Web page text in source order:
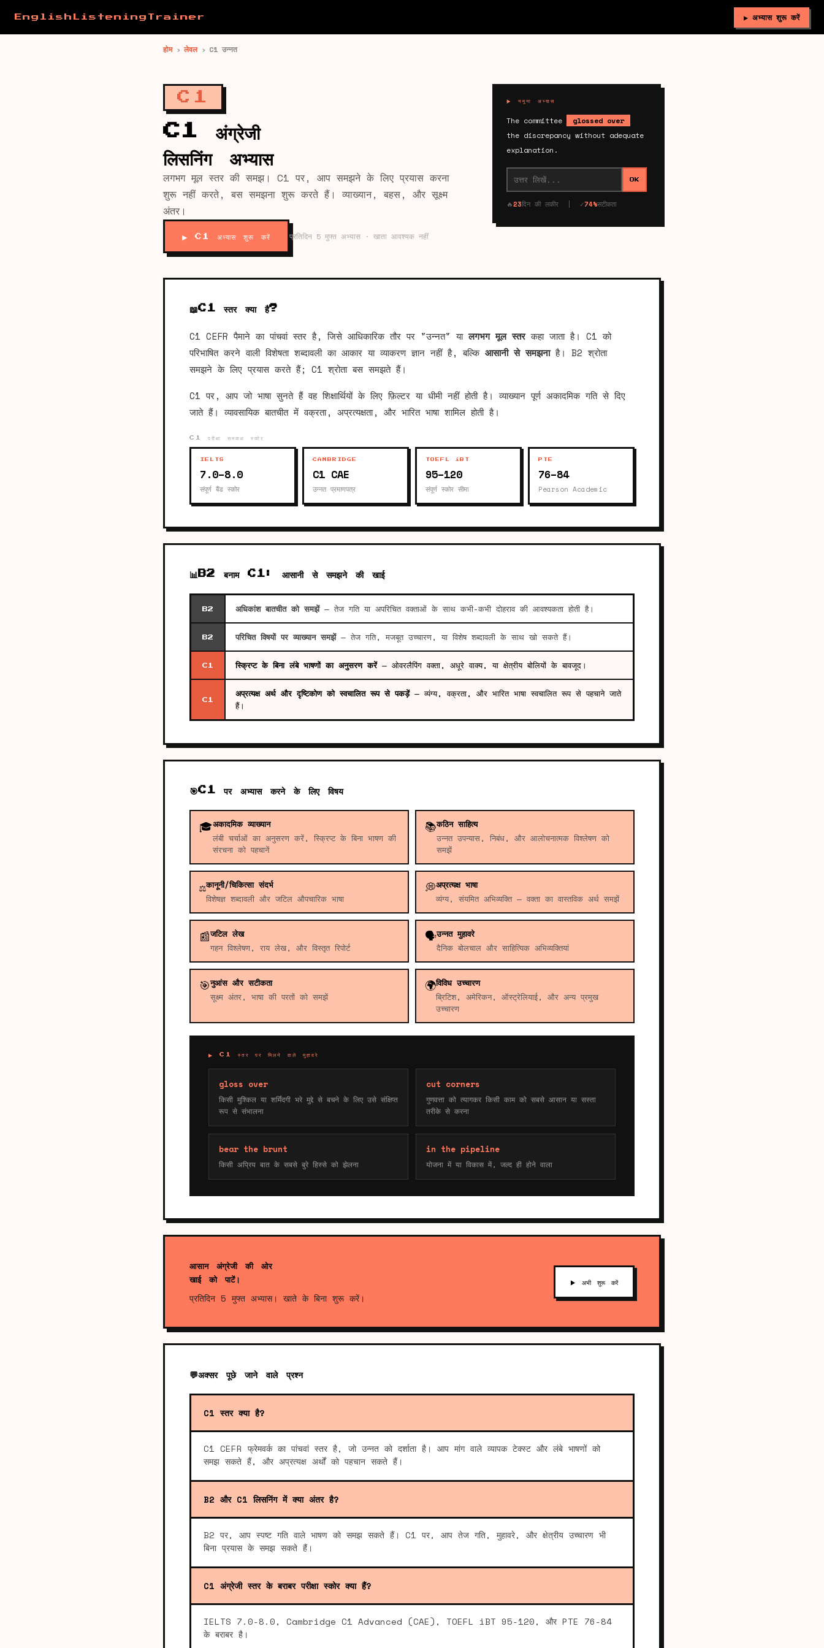
EnglishListeningTrainer ▶ अभ्यास शुरू करें
होम › लेवल › C1 उन्नत
C1
C1 अंग्रेजी
लिसनिंग अभ्यास
लगभग मूल स्तर की समझ। C1 पर, आप समझने के लिए प्रयास करना
शुरू नहीं करते, बस समझना शुरू करते हैं। व्याख्यान, बहस, और सूक्ष्म
अंतर।
▶ C1 अभ्यास शुरू करें प्रतिदिन 5 मुफ्त अभ्यास · खाता आवश्यक नहीं
▶ नमूना अभ्यास
The committee
glossed over
the discrepancy without adequate
explanation.
OK
🔥23दिन की लकीर | ✓74%सटीकता
📖C1 स्तर क्या है?
C1 CEFR पैमाने का पांचवां स्तर है, जिसे आधिकारिक तौर पर "उन्नत" यालगभग मूल स्तरकहा जाता है। C1 को
परिभाषित करने वाली विशेषता शब्दावली का आकार या व्याकरण ज्ञान नहीं है, बल्कि आसानी से समझनाहै। B2 श्रोता
समझने के लिए प्रयास करते हैं; C1 श्रोता बस समझते हैं।
C1 पर, आप जो भाषा सुनते हैं वह शिक्षार्थियों के लिए फ़िल्टर या धीमी नहीं होती है। व्याख्यान पूर्ण अकादमिक गति से दिए
जाते हैं। व्यावसायिक बातचीत में वक्रता, अप्रत्यक्षता, और भारित भाषा शामिल होती है।
C1 परीक्षा समकक्ष स्कोर
IELTS
7.0–8.0
संपूर्ण बैंड स्कोर
CAMBRIDGE
C1 CAE
उन्नत प्रमाणपत्र
TOEFL iBT
95–120
संपूर्ण स्कोर सीमा
PTE
76–84
Pearson Academic
📊 B2 बनाम C1: आसानी से समझने की खाई
B2 अधिकांश बातचीत को समझें— तेज गति या अपरिचित वक्ताओं के साथ कभी-कभी दोहराव की आवश्यकता होती है।
B2 परिचित विषयों पर व्याख्यान समझें— तेज गति, मजबूत उच्चारण, या विशेष शब्दावली के साथ खो सकते हैं।
C1 स्क्रिप्ट के बिना लंबे भाषणों का अनुसरण करें— ओवरलैपिंग वक्ता, अधूरे वाक्य, या क्षेत्रीय बोलियों के बावजूद।
C1 अप्रत्यक्ष अर्थ और दृष्टिकोण को स्वचालित रूप से पकड़ें— व्यंग्य, वक्रता, और भारित भाषा स्वचालित रूप से पहचाने जाते
हैं।
🎯C1 पर अभ्यास करने के लिए विषय
🎓अकादमिक व्याख्यान
लंबी चर्चाओं का अनुसरण करें, स्क्रिप्ट के बिना भाषण की
संरचना को पहचानें
📚कठिन साहित्य
उन्नत उपन्यास, निबंध, और आलोचनात्मक विश्लेषण को
समझें
⚖️कानूनी/चिकित्सा संदर्भ
विशेषज्ञ शब्दावली और जटिल औपचारिक भाषा
💭अप्रत्यक्ष भाषा
व्यंग्य, संयमित अभिव्यक्ति — वक्ता का वास्तविक अर्थ समझें
📰जटिल लेख
गहन विश्लेषण, राय लेख, और विस्तृत रिपोर्ट
🗣️उन्नत मुहावरे
दैनिक बोलचाल और साहित्यिक अभिव्यक्तियां
🎯नुआंस और सटीकता
सूक्ष्म अंतर, भाषा की परतों को समझें
🌍विविध उच्चारण
ब्रिटिश, अमेरिकन, ऑस्ट्रेलियाई, और अन्य प्रमुख
उच्चारण
▶ C1 स्तर पर मिलने वाले मुहावरे
gloss over
किसी मुश्किल या शर्मिंदगी भरे मुद्दे से बचने के लिए उसे संक्षिप्त
रूप से संभालना
cut corners
गुणवत्ता को त्यागकर किसी काम को सबसे आसान या सस्ता
तरीके से करना
bear the brunt
किसी अप्रिय बात के सबसे बुरे हिस्से को झेलना
in the pipeline
योजना में या विकास में, जल्द ही होने वाला
आसान अंग्रेजी की ओर
खाई को पाटें।
प्रतिदिन 5 मुफ्त अभ्यास। खाते के बिना शुरू करें।
▶ अभी शुरू करें
💬अक्सर पूछे जाने वाले प्रश्न
C1 स्तर क्या है?
C1 CEFR फ्रेमवर्क का पांचवां स्तर है, जो उन्नत को दर्शाता है। आप मांग वाले व्यापक टेक्स्ट और लंबे भाषणों को
समझ सकते हैं, और अप्रत्यक्ष अर्थों को पहचान सकते हैं।
B2 और C1 लिसनिंग में क्या अंतर है?
B2 पर, आप स्पष्ट गति वाले भाषण को समझ सकते हैं। C1 पर, आप तेज गति, मुहावरे, और क्षेत्रीय उच्चारण भी
बिना प्रयास के समझ सकते हैं।
C1 अंग्रेजी स्तर के बराबर परीक्षा स्कोर क्या हैं?
IELTS 7.0-8.0, Cambridge C1 Advanced (CAE), TOEFL iBT 95-120, और PTE 76-84
के बराबर है।